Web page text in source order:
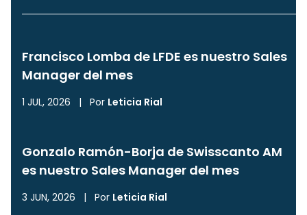
Francisco Lomba de LFDE es nuestro Sales
Manager del mes
1 JUL, 2026 | Por Leticia Rial
Gonzalo Ramón-Borja de Swisscanto AM
es nuestro Sales Manager del mes
3 JUN, 2026 | Por Leticia Rial